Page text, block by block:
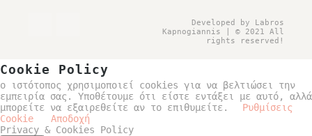
Developed by Labros
Kapnogiannis | © 2021 All
rights reserved!
Cookie Policy
ο ιστότοπος χρησιμοποιεί cookies για να βελτιώσει την
εμπειρία σας. Υποθέτουμε ότι είστε εντάξει με αυτό, αλλά
μπορείτε να εξαιρεθείτε αν το επιθυμείτε.
Ρυθμίσεις
Cookie
Αποδοχή
Privacy & Cookies Policy